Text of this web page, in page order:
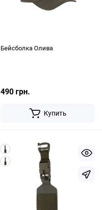
Бейсболка Олива
490 грн.
Купить